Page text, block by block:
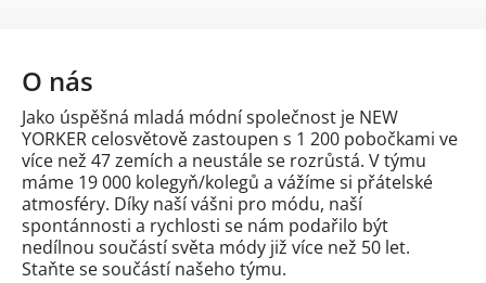
O nás
Jako úspěšná mladá módní společnost je NEW
YORKER celosvětově zastoupen s 1 200 pobočkami ve
více než 47 zemích a neustále se rozrůstá. V týmu
máme 19 000 kolegyň/kolegů a vážíme si přátelské
atmosféry. Díky naší vášni pro módu, naší
spontánnosti a rychlosti se nám podařilo být
nedílnou součástí světa módy již více než 50 let.
Staňte se součástí našeho týmu.